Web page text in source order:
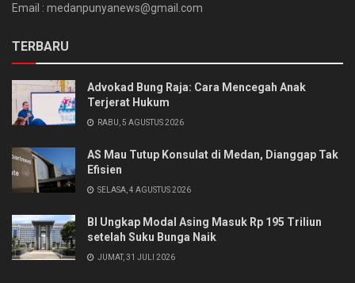
Email : medanpunyanews@gmail.com
TERBARU
Advokad Bung Raja: Cara Mencegah Anak
Terjerat Hukum
RABU, 5 AGUSTUS 2026
AS Mau Tutup Konsulat di Medan, Dianggap Tak
Efisien
SELASA, 4 AGUSTUS 2026
BI Ungkap Modal Asing Masuk Rp 195 Triliun
setelah Suku Bunga Naik
JUMAT, 31 JULI 2026